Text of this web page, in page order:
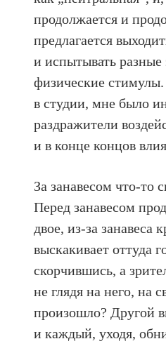
продолжается и
предлагается
и испытывать
физические
в студии, мне было
раздражители
и в конце концов
За занавесом что-то
Перед занавесом
двое, из-за занавеса
выскакивает оттуда
скорчившись, а
не глядя на него, на
произошло? Другой
и каждый, уходя,